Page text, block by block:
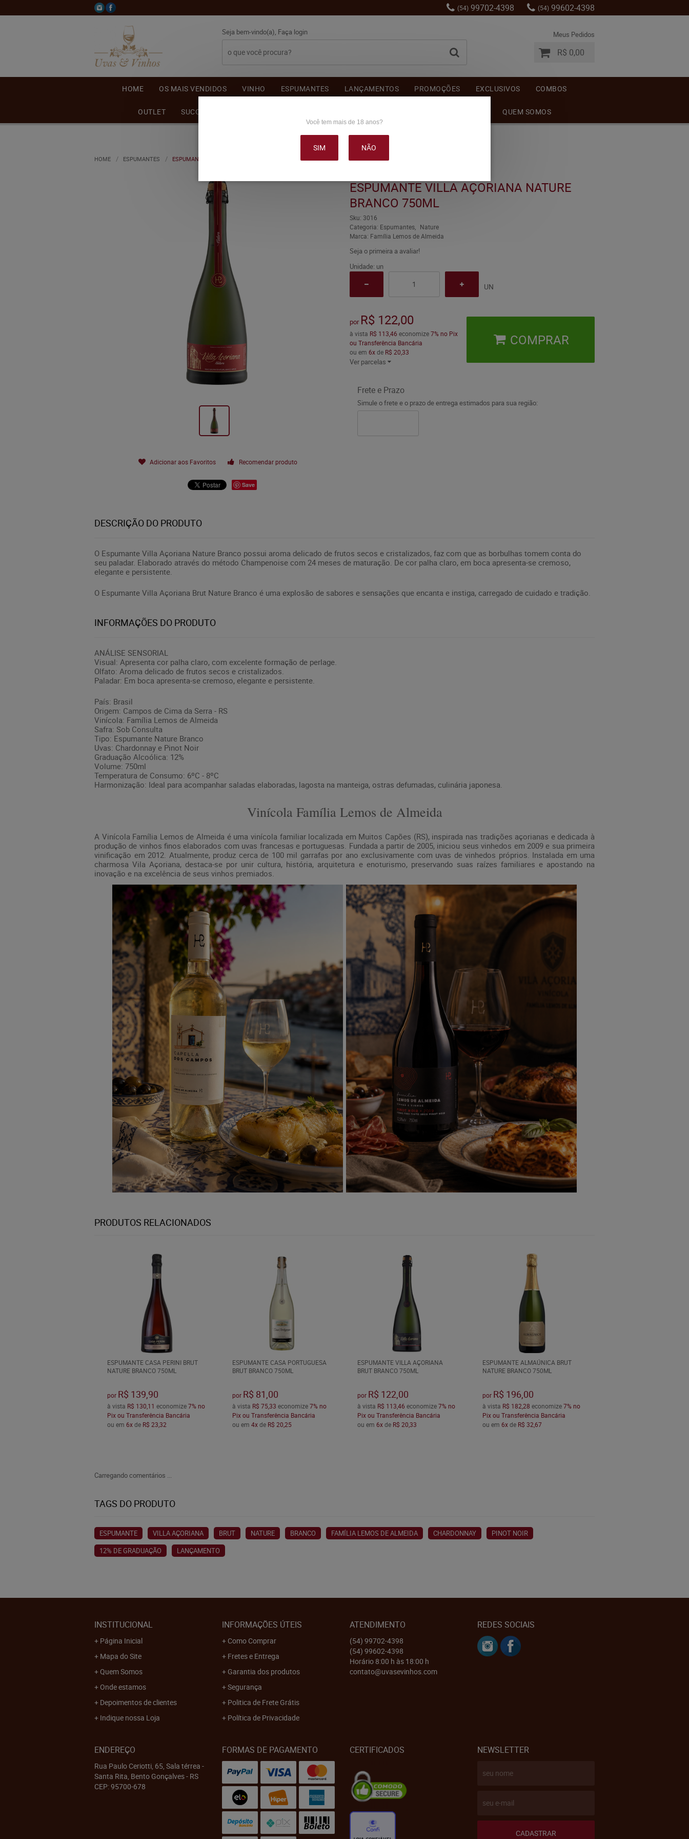
(54) 99702-4398 (54) 99602-4398
Seja bem-vindo(a), Faça login Meus Pedidos
R$ 0,00
HOME OS MAIS VENDIDOS VINHO ESPUMANTES LANÇAMENTOS PROMOÇÕES EXCLUSIVOS COMBOS
OUTLET SUCO DE UVA QUEM SOMOS
HOME ESPUMANTES ESPUMANTE VILLA AÇORIANA NATURE BRANCO 750ML
Adicionar aos Favoritos Recomendar produto
Save
ESPUMANTE VILLA AÇORIANA NATURE
BRANCO 750ML
Sku: 3016
Categoria: Espumantes
Nature
Marca: Família Lemos de Almeida
Seja o primeira a avaliar!
Unidade: un
UN
por R$ 122,00
à vista R$ 113,46 economize7% no Pix
ou Transferência Bancária
ou em 6xde R$ 20,33
Ver parcelas
COMPRAR
Frete e Prazo
Simule o frete e o prazo de entrega estimados para sua região:
DESCRIÇÃO DO PRODUTO
O Espumante Villa Açoriana Nature Branco possui aroma delicado de frutos secos e cristalizados, faz com que as borbulhas tomem conta do
seu paladar. Elaborado através do método Champenoise com 24 meses de maturação. De cor palha claro, em boca apresenta-se cremoso,
elegante e persistente.
O Espumante Villa Açoriana Brut Nature Branco é uma explosão de sabores e sensações que encanta e instiga, carregado de cuidado e tradição.
INFORMAÇÕES DO PRODUTO
ANÁLISE SENSORIAL
Visual: Apresenta cor palha claro, com excelente formação de perlage.
Olfato: Aroma delicado de frutos secos e cristalizados.
Paladar: Em boca apresenta-se cremoso, elegante e persistente.
País: Brasil
Origem: Campos de Cima da Serra - RS
Vinícola: Família Lemos de Almeida
Safra: Sob Consulta
Tipo: Espumante Nature Branco
Uvas: Chardonnay e Pinot Noir
Graduação Alcoólica: 12%
Volume: 750ml
Temperatura de Consumo: 6ºC - 8ºC
Harmonização: Ideal para acompanhar saladas elaboradas, lagosta na manteiga, ostras defumadas, culinária japonesa.
Vinícola Família Lemos de Almeida
A Vinícola Família Lemos de Almeida é uma vinícola familiar localizada em Muitos Capões (RS), inspirada nas tradições açorianas e dedicada à
produção de vinhos finos elaborados com uvas francesas e portuguesas. Fundada a partir de 2005, iniciou seus vinhedos em 2009 e sua primeira
vinificação em 2012. Atualmente, produz cerca de 100 mil garrafas por ano exclusivamente com uvas de vinhedos próprios. Instalada em uma
charmosa Vila Açoriana, destaca-se por unir cultura, história, arquitetura e enoturismo, preservando suas raízes familiares e apostando na
inovação e na excelência de seus vinhos premiados.
PRODUTOS RELACIONADOS
ESPUMANTE CASA PERINI BRUT
NATURE BRANCO 750ML
por R$ 139,90
à vista R$ 130,11 economize7% no
Pix ou Transferência Bancária
ou em 6xde R$ 23,32
ESPUMANTE CASA PORTUGUESA
BRUT BRANCO 750ML
por R$ 81,00
à vista R$ 75,33 economize7% no
Pix ou Transferência Bancária
ou em 4xde R$ 20,25
ESPUMANTE VILLA AÇORIANA
BRUT BRANCO 750ML
por R$ 122,00
à vista R$ 113,46 economize7% no
Pix ou Transferência Bancária
ou em 6xde R$ 20,33
ESPUMANTE ALMAÚNICA BRUT
NATURE BRANCO 750ML
por R$ 196,00
à vista R$ 182,28 economize7% no
Pix ou Transferência Bancária
ou em 6xde R$ 32,67
Carregando comentários ...
TAGS DO PRODUTO
ESPUMANTE VILLA AÇORIANA BRUT NATURE BRANCO FAMÍLIA LEMOS DE ALMEIDA CHARDONNAY
PINOT NOIR
12% DE GRADUAÇÃO
LANÇAMENTO
INSTITUCIONAL
Página Inicial
Mapa do Site
Quem Somos
Onde estamos
Depoimentos de clientes
Indique nossa Loja
INFORMAÇÕES ÚTEIS
Como Comprar
Fretes e Entrega
Garantia dos produtos
Segurança
Politica de Frete Grátis
Política de Privacidade
ATENDIMENTO
(54) 99702-4398
(54) 99602-4398
Horário 8:00 h às 18:00 h
contato@uvasevinhos.com
REDES SOCIAIS
ENDEREÇO
Rua Paulo Ceriotti, 65, Sala térrea -
Santa Rita, Bento Gonçalves- RS
CEP: 95700-678
FORMAS DE PAGAMENTO CERTIFICADOS NEWSLETTER
CADASTRAR
Você tem mais de 18 anos?
SIM NÃO